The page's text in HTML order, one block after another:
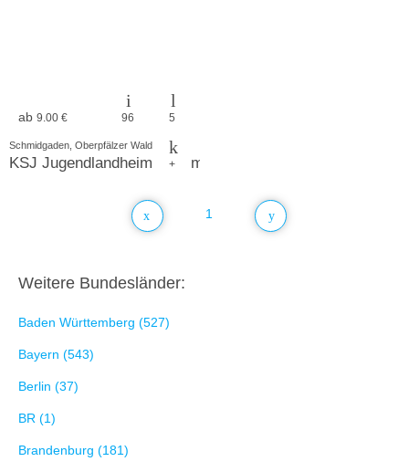
ab 9.00 € 96 5
+
Schmidgaden, Oberpfälzer Wald
KSJ Jugendlandheim Grimmerthal
1
Weitere Bundesländer:
Baden Württemberg (527)
Bayern (543)
Berlin (37)
BR (1)
Brandenburg (181)